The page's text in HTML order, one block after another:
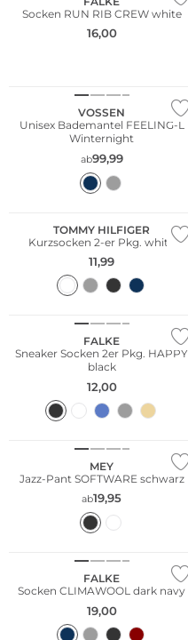
Socken RUN RIB CREW white
16,00
VOSSEN
Unisex Bademantel FEELING-L
Winternight
ab99,99
TOMMY HILFIGER
Kurzsocken 2-er Pkg. white
11,99
Große Größen
FALKE
Sneaker Socken 2er Pkg. HAPPY
black
12,00
MEY
Jazz-Pant SOFTWARE schwarz
ab19,95
FALKE
Socken CLIMAWOOL dark navy
19,00